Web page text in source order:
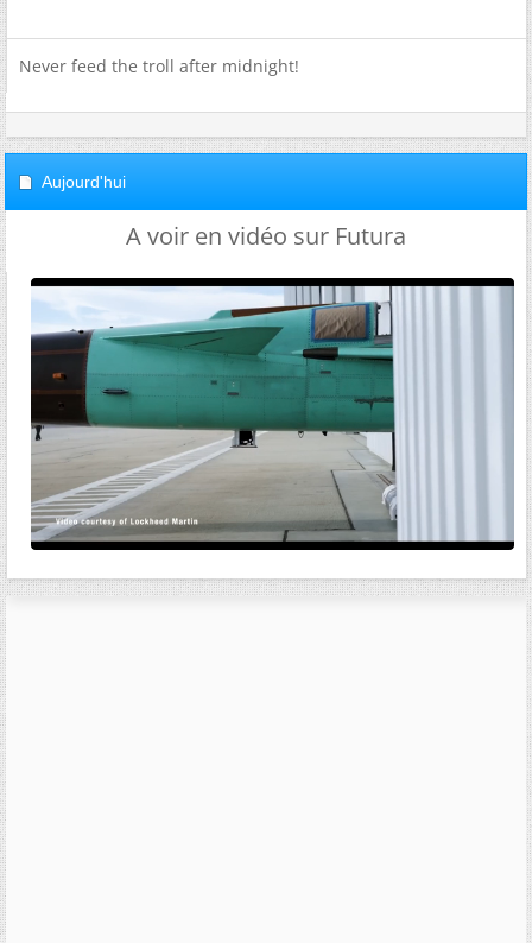
Never feed the troll after midnight!
Aujourd'hui
A voir en vidéo sur Futura